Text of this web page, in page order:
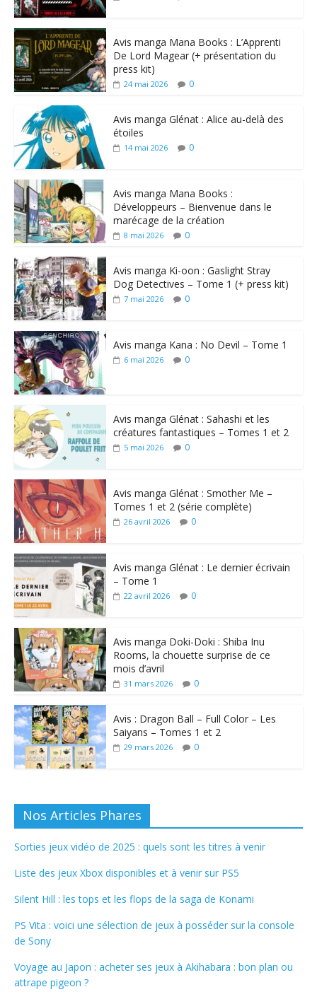
Avis manga Mana Books : L’Apprenti
De Lord Magear (+ présentation du
press kit)
24 mai 2026 0
Avis manga Glénat : Alice au-delà des
étoiles
14 mai 2026 0
Avis manga Mana Books :
Développeurs – Bienvenue dans le
marécage de la création
8 mai 2026 0
Avis manga Ki-oon : Gaslight Stray
Dog Detectives – Tome 1 (+ press kit)
7 mai 2026 0
Avis manga Kana : No Devil – Tome 1
6 mai 2026 0
Avis manga Glénat : Sahashi et les
créatures fantastiques – Tomes 1 et 2
5 mai 2026 0
Avis manga Glénat : Smother Me –
Tomes 1 et 2 (série complète)
26 avril 2026 0
Avis manga Glénat : Le dernier écrivain
– Tome 1
22 avril 2026 0
Avis manga Doki-Doki : Shiba Inu
Rooms, la chouette surprise de ce
mois d’avril
31 mars 2026 0
Avis : Dragon Ball – Full Color – Les
Saiyans – Tomes 1 et 2
29 mars 2026 0
Nos Articles Phares
Sorties jeux vidéo de 2025 : quels sont les titres à venir
Liste des jeux Xbox disponibles et à venir sur PS5
Silent Hill : les tops et les flops de la saga de Konami
PS Vita : voici une sélection de jeux à posséder sur la console
de Sony
Voyage au Japon : acheter ses jeux à Akihabara : bon plan ou
attrape pigeon ?